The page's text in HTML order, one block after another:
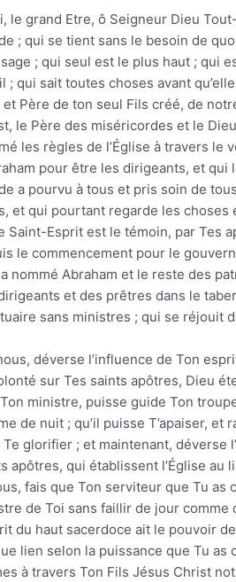
le grand Etre, ô Seigneur Dieu
; qui se tient sans le besoin de
; qui seul est le plus haut ; qui
; qui sait toutes choses avant
et Père de ton seul Fils créé, de
le Père des miséricordes et le
les règles de l’Église à travers
pour être les dirigeants, et
a pourvu à tous et pris soin de
et qui pourtant regarde les choses
Saint-Esprit est le témoin, par Tes
le commencement pour le
nommé Abraham et le reste des
et des prêtres dans le
sans ministres ; qui se réjouit
déverse l’influence de Ton
sur Tes saints apôtres, Dieu
ministre, puisse guide Ton
de nuit ; qu’il puisse T’apaiser,
Te glorifier ; et maintenant, déverse
apôtres, qui établissent l’Église
fais que Ton serviteur que Tu as
de Toi sans faillir de jour comme
du haut sacerdoce ait le pouvoir
lien selon la puissance que Tu
à travers Ton Fils Jésus Christ